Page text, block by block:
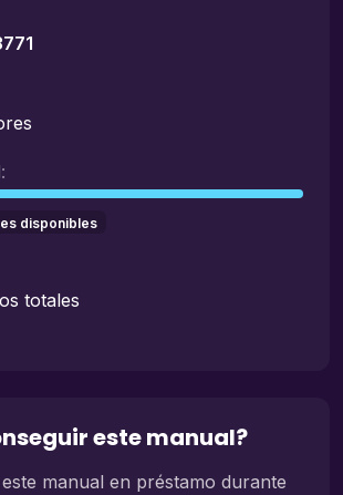
disponibles
totales
este manual?
manual en préstamo durante